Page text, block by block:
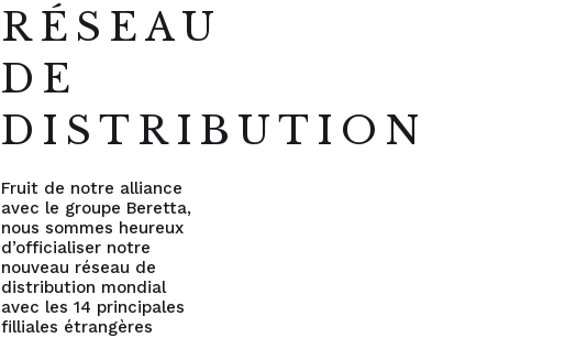
RÉSEAU
DE
DISTRIBUTION
Fruit de notre alliance
avec le groupe Beretta,
nous sommes heureux
d’officialiser notre
nouveau réseau de
distribution mondial
avec les 14 principales
filliales étrangères